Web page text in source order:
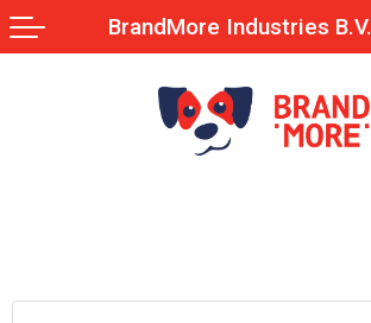
BrandMore Industries B.V.